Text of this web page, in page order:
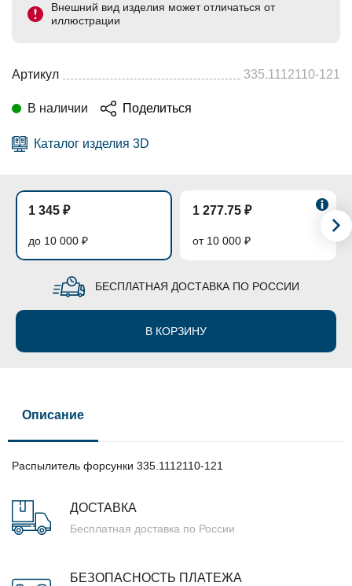
Внешний вид изделия может отличаться от
иллюстрации
Артикул 335.1112110-121
В наличии Поделиться
Каталог изделия 3D
1 345 ₽
до 10 000 ₽
1 277.75 ₽
от 10 000 ₽
БЕСПЛАТНАЯ ДОСТАВКА ПО РОССИИ
В КОРЗИНУ
Описание
Распылитель форсунки 335.1112110-121
ДОСТАВКА
Бесплатная доставка по России
БЕЗОПАСНОСТЬ ПЛАТЕЖА